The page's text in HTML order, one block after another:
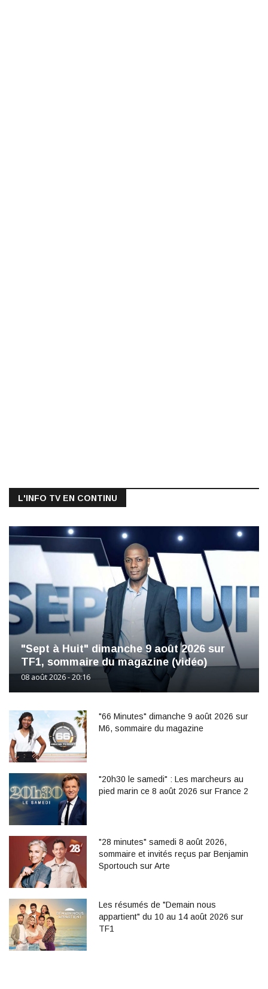
L'INFO TV EN CONTINU
"Sept à Huit" dimanche 9 août 2026 sur
TF1, sommaire du magazine (vidéo)
08 août 2026 - 20:16
"66 Minutes" dimanche 9 août 2026 sur
M6, sommaire du magazine
"20h30 le samedi" : Les marcheurs au
pied marin ce 8 août 2026 sur France 2
"28 minutes" samedi 8 août 2026,
sommaire et invités reçus par Benjamin
Sportouch sur Arte
Les résumés de "Demain nous
appartient" du 10 au 14 août 2026 sur
TF1